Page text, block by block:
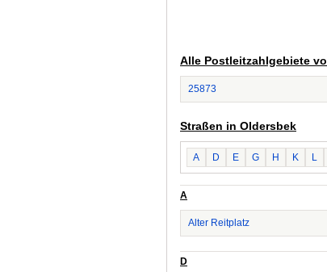
Alle Postleitzahlgebiete
25873
Straßen in Oldersbek
A D E G H K L
A
Alter Reitplatz
D